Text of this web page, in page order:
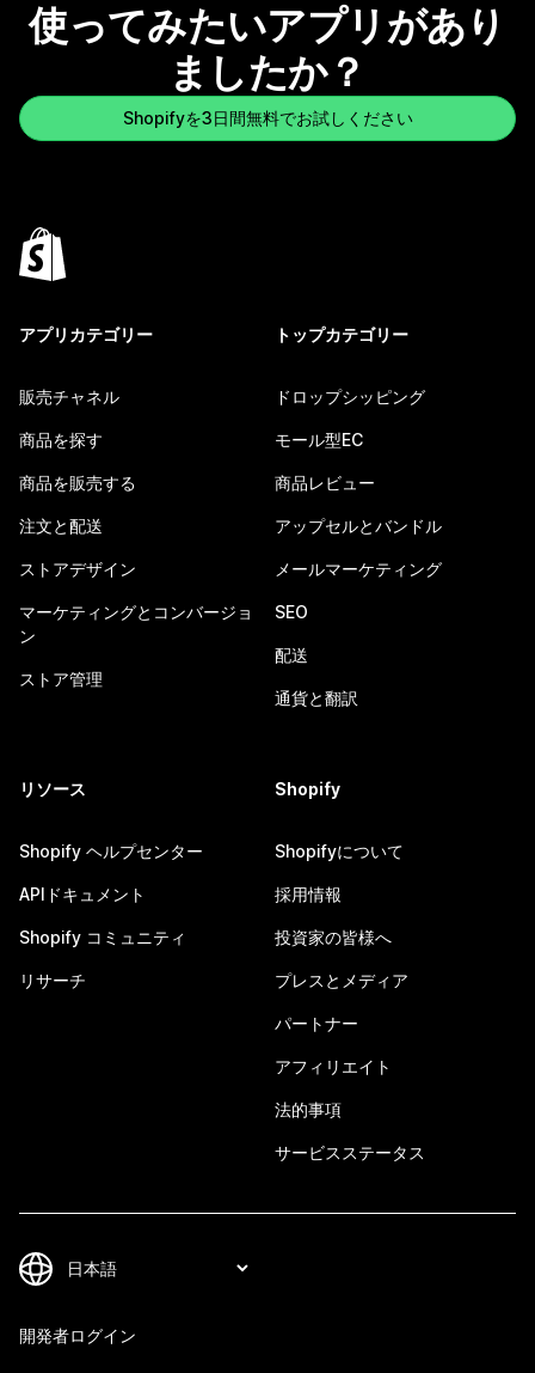
使ってみたいアプリがあり
ましたか？
Shopifyを3日間無料でお試しください
アプリカテゴリー
販売チャネル
商品を探す
商品を販売する
注文と配送
ストアデザイン
マーケティングとコンバージョ
ン
ストア管理
トップカテゴリー
ドロップシッピング
モール型EC
商品レビュー
アップセルとバンドル
メールマーケティング
SEO
配送
通貨と翻訳
リソース
Shopify ヘルプセンター
APIドキュメント
Shopify コミュニティ
リサーチ
Shopify
Shopifyについて
採用情報
投資家の皆様へ
プレスとメディア
パートナー
アフィリエイト
法的事項
サービスステータス
開発者ログイン